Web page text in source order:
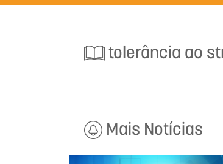
tolerância ao
Mais Notícias